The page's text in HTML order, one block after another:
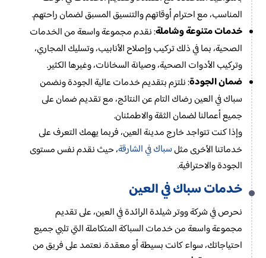
المناسب، مع احترام أوقاتهم والتنسيق المسبق لضمان راحتهم.
خدمات متنوعة وشاملة: نقدم مجموعة واسعة من الخدمات
الصحية، بما في ذلك تركيب وإصلاح الأنابيب، وتسليك المجاري،
وتركيب الأدوات الصحية، وصيانة السخانات، وغيرها الكثير.
ضمان الجودة: نلتزم بتقديم خدمات عالية الجودة ونضمن
سباك في العين رضاك التام عن النتائج، مع تقديم ضمان على
جميع أعمالنا لضمان الثقة والاطمئنان.
وإذا كنت تتواجد خارج مدينة العين، فربما يهمك التعرف على
خدماتنا الأخرى مثلسباك في الشارقة، حيث نقدم نفس مستوى
الجودة والاحترافية.
خدمات سباك في العين
نحرص في شركة ووتر شيلدة الرائدة في العين، على تقديم
مجموعة واسعة من خدمات السباكة المتكاملة التي تلبي جميع
احتياجاتك، سواء كانت بسيطة أو معقدة. نعتمد على فريق من